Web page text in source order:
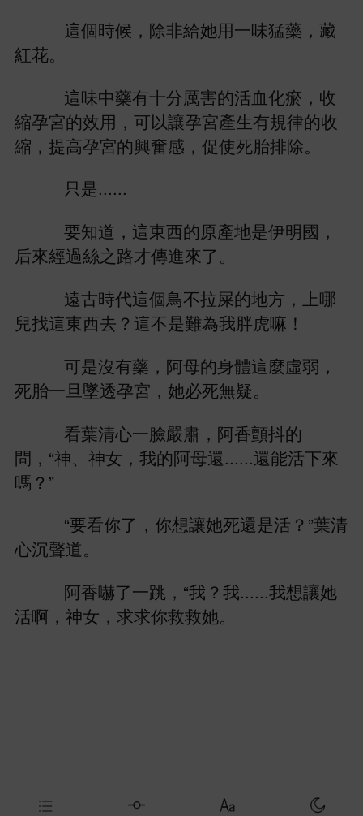
個
候，除非 用
猛藥，藏
。
藥
分厲害
活血化瘀，收
縮孕宮
效用， 以讓孕宮產 規律
收
縮，提
孕宮 興奮 ，促使
胎排除。
只
......
，
原產 伊
國，
后
經過絲之 才傳
。
古
代 個鳥 拉屎
方，
兒
？ 難為
胖虎嘛！
沒
藥，阿母 麼虛
，
胎
旦墜透孕宮， 必
無疑。
葉清
嚴肅，阿
顫抖
問，“神、神女，
阿母還......還能活
嗎？”
“
， 讓 還
活？”葉清
沉
。
阿
嚇 ，“ ？ ......
讓
活啊，神女，求求
救救 。